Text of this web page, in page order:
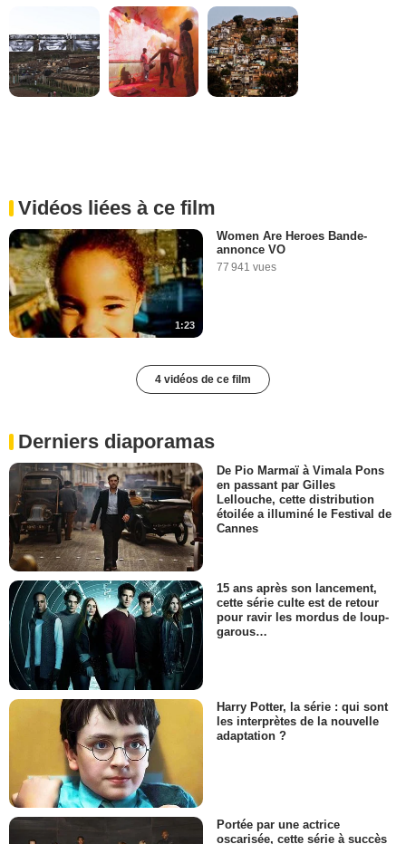
Vidéos liées à ce film
1:23
Women Are Heroes Bande-
annonce VO
77 941 vues
4 vidéos de ce film
Derniers diaporamas
De Pio Marmaï à Vimala Pons
en passant par Gilles
Lellouche, cette distribution
étoilée a illuminé le Festival de
Cannes
15 ans après son lancement,
cette série culte est de retour
pour ravir les mordus de loup-
garous…
Harry Potter, la série : qui sont
les interprètes de la nouvelle
adaptation ?
Portée par une actrice
oscarisée, cette série à succès